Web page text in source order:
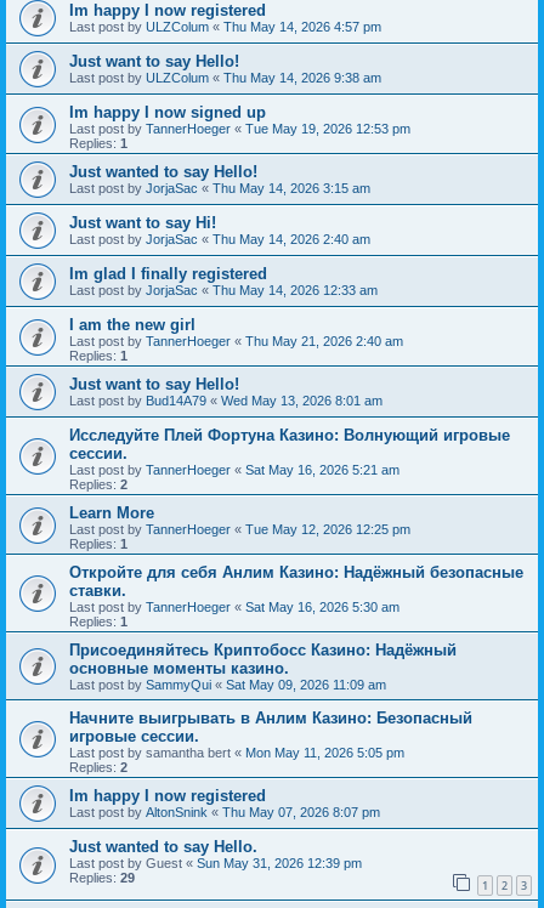
Im happy I now registered
Last post by ULZColum « Thu May 14, 2026 4:57 pm
Just want to say Hello!
Last post by ULZColum « Thu May 14, 2026 9:38 am
Im happy I now signed up
Last post by TannerHoeger « Tue May 19, 2026 12:53 pm
Replies: 1
Just wanted to say Hello!
Last post by JorjaSac « Thu May 14, 2026 3:15 am
Just want to say Hi!
Last post by JorjaSac « Thu May 14, 2026 2:40 am
Im glad I finally registered
Last post by JorjaSac « Thu May 14, 2026 12:33 am
I am the new girl
Last post by TannerHoeger « Thu May 21, 2026 2:40 am
Replies: 1
Just want to say Hello!
Last post by Bud14A79 « Wed May 13, 2026 8:01 am
Исследуйте Плей Фортуна Казино: Волнующий игровые
сессии.
Last post by TannerHoeger « Sat May 16, 2026 5:21 am
Replies: 2
Learn More
Last post by TannerHoeger « Tue May 12, 2026 12:25 pm
Replies: 1
Откройте для себя Анлим Казино: Надёжный безопасные
ставки.
Last post by TannerHoeger « Sat May 16, 2026 5:30 am
Replies: 1
Присоединяйтесь Криптобосс Казино: Надёжный
основные моменты казино.
Last post by SammyQui « Sat May 09, 2026 11:09 am
Начните выигрывать в Анлим Казино: Безопасный
игровые сессии.
Last post by samantha bert « Mon May 11, 2026 5:05 pm
Replies: 2
Im happy I now registered
Last post by AltonSnink « Thu May 07, 2026 8:07 pm
Just wanted to say Hello.
Last post by Guest « Sun May 31, 2026 12:39 pm
Replies: 29 1 2 3